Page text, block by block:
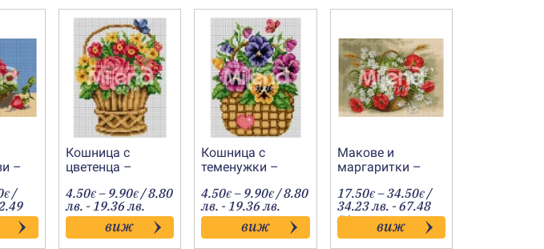
–
€Price
range:
5.50€
through
11.50€
/
Кошница с
цветенца –
4.50€ – 9.90€Price
range:
4.50€
through
9.90€
/ 8.80
лв. - 19.36 лв.
виж
Кошница с
теменужки –
4.50€ – 9.90€Price
range:
4.50€
through
9.90€
/ 8.80
лв. - 19.36 лв.
виж
Макове и
маргаритки –
17.50€ –34.50€Price
range:
17.50€
through
34.50€
/
34.23 лв. - 67.48
лв. виж